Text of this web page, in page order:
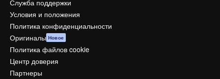
Служба поддержки
Условия и положения
Политика конфиденциальности
Оригиналы Новое
Политика файлов cookie
Центр доверия
Партнеры